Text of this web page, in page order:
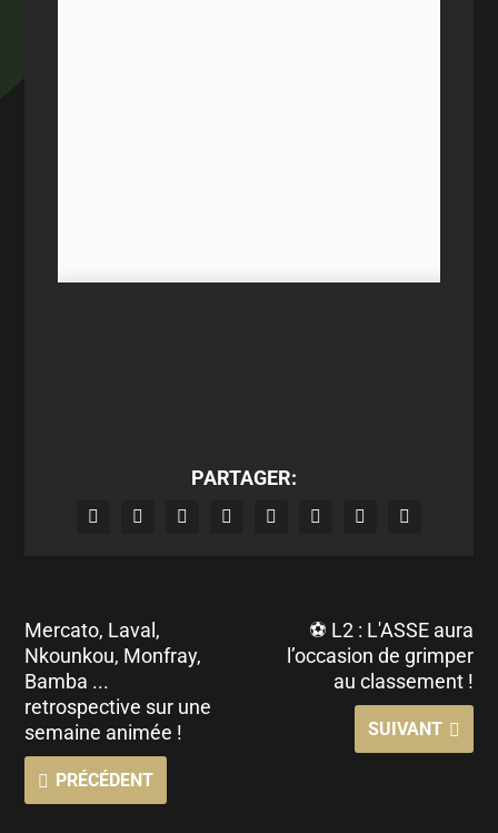
PARTAGER:
Mercato, Laval,
Nkounkou, Monfray,
Bamba ...
retrospective sur une
semaine animée !
PRÉCÉDENT
⚽ L2 : L'ASSE aura
l’occasion de grimper
au classement !
SUIVANT